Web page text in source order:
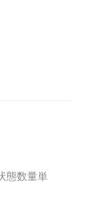
態数量単